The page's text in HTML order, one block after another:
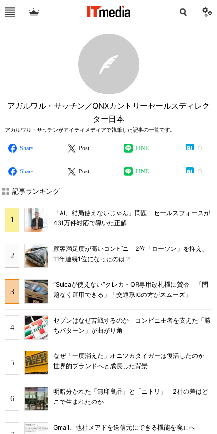
アガルワル・サッチン／QNXカントリーセールスディレク
ター日本
アガルワル・サッチンがアイティメディアで執筆した記事の一覧です。
Share Post LINE
Share Post LINE
記事ランキング
「AI、結局使えないじゃん」問題 セールスフォースが
431万件対応で導いた正解
顧客満足度が高いコンビニ 2位「ローソン」を抑え、
11年連続1位になったのは？
“Suicaが使えない”クレカ・QR専用改札機に賛否 「問
題なく運用できる」「交通系ICの方がスムーズ」
セブンはなぜ苦戦するのか コンビニ王者を支えた「勝
ちパターン」が曲がり角
なぜ「一度消えた」オニツカタイガーは復活したのか
世界的ブランドへと成長した背景
明暗分かれた「無印良品」と「ニトリ」 2社の差はど
こで生まれたのか
Gmail、他社メアドを送信元にできる機能を廃止へ